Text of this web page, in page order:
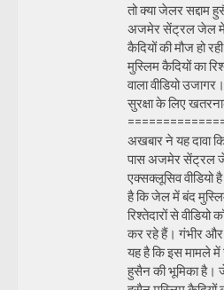
तो क्या जेलर सद्दाम
अजमेर सेंट्रल जेल में
कैदियों की मौज हो
मुस्लिम कैदियों का
वाला वीडियो
सुरक्षा के लिए
अखबार ने यह दावा
पास अजमेर सेंट्रल
एक्सक्लूसिव वीडियो है
है कि जेल में बंद
रिश्तेदारों से वीडियो
कर रहे हैं। गंभीर और
यह है कि इस मामले में
हुसैन की भूमिका है।